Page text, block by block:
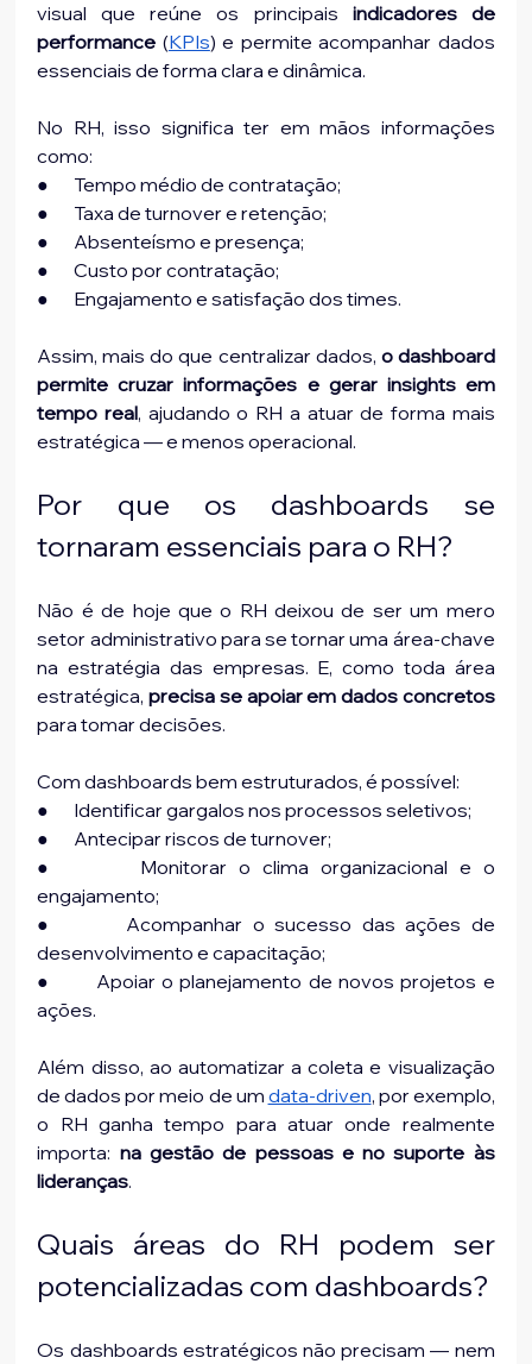
visual que reúne os principais indicadores de
performance (KPIs) e permite acompanhar dados
essenciais de forma clara e dinâmica.
No RH, isso significa ter em mãos informações
como:
●       Tempo médio de contratação;
●       Taxa de turnover e retenção;
●       Absenteísmo e presença;
●       Custo por contratação;
●       Engajamento e satisfação dos times.
Assim, mais do que centralizar dados, o dashboard
permite cruzar informações e gerar insights em
tempo real, ajudando o RH a atuar de forma mais
estratégica — e menos operacional.
Por que os dashboards se
tornaram essenciais para o RH?
Não é de hoje que o RH deixou de ser um mero
setor administrativo para se tornar uma área-chave
na estratégia das empresas. E, como toda área
estratégica, precisa se apoiar em dados concretos
para tomar decisões.
Com dashboards bem estruturados, é possível:
●       Identificar gargalos nos processos seletivos;
●       Antecipar riscos de turnover;
●       Monitorar o clima organizacional e o
engajamento;
●       Acompanhar o sucesso das ações de
desenvolvimento e capacitação;
●       Apoiar o planejamento de novos projetos e
ações.
Além disso, ao automatizar a coleta e visualização
de dados por meio de um data-driven, por exemplo,
o RH ganha tempo para atuar onde realmente
importa: na gestão de pessoas e no suporte às
lideranças.
Quais áreas do RH podem ser
potencializadas com dashboards?
Os dashboards estratégicos não precisam — nem